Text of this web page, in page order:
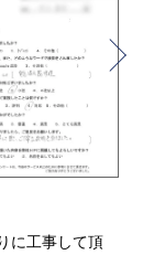
ても助かりまし